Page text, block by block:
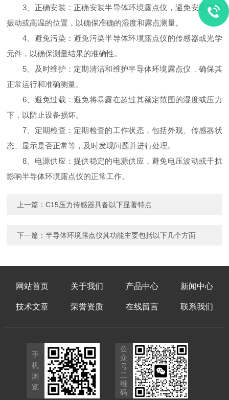
3、正确安装：正确安装半导体环境露点仪，避免安装在受
振动或高温的位置，以确保准确的湿度和露点测量。
4、避免污染：避免污染半导体环境露点仪的传感器或光学
元件，以确保测量结果的准确性。
5、及时维护：定期清洁和维护半导体环境露点仪，确保其
正常运行和准确测量。
6、避免过载：避免将暴露在超过其额定范围的湿度或压力
下，以防止设备损坏。
7、定期检查：定期检查的工作状态，包括外观、传感器状
态、显示是否正常等，及时发现问题并进行处理。
8、电源供应：提供稳定的电源供应，避免电压波动或干扰
影响半导体环境露点仪的正常工作。
上一篇：C15压力传感器具备以下显著特点
下一篇：半导体环境露点仪其功能主要包括以下几个方面
网站首页 关于我们 产品中心 新闻中心
技术文章 荣誉资质 在线留言 联系我们
手
机
浏
览
公
众
号
二
维
码